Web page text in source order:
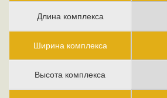
Длина комплекса
Ширина комплекса
Высота комплекса